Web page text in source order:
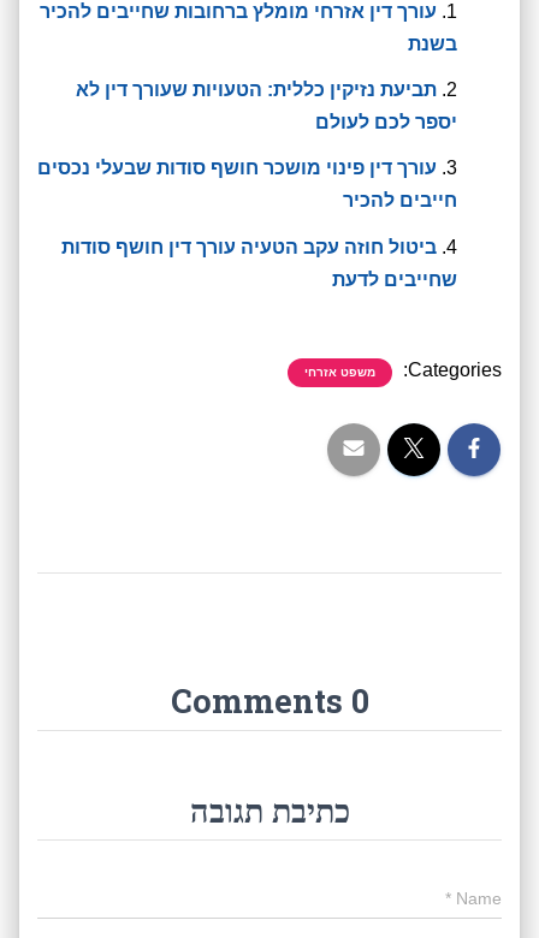
עורך דין אזרחי מומלץ ברחובות שחייבים להכיר
בשנת
תביעת נזיקין כללית: הטעויות שעורך דין לא
יספר לכם לעולם
עורך דין פינוי מושכר חושף סודות שבעלי נכסים
חייבים להכיר
ביטול חוזה עקב הטעיה עורך דין חושף סודות
שחייבים לדעת
Categories: משפט אזרחי
0 Comments
כתיבת תגובה
Name
*